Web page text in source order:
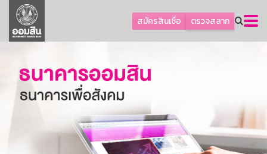
สมัครสินเชื่อ ตรวจสลาก
ลูกค้าธุรกิจ
ลูกค้าผู้ประกอบรายย่อย
ออมเพื่อสุข
เกี่ยวกับธนาคาร
การพัฒนาที่ยั่งยืน